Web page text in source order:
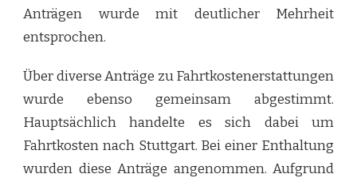
Anträgen wurde mit deutlicher Mehrheit
entsprochen.
Über diverse Anträge zu Fahrtkostenerstattungen
wurde ebenso gemeinsam abgestimmt.
Hauptsächlich handelte es sich dabei um
Fahrtkosten nach Stuttgart. Bei einer Enthaltung
wurden diese Anträge angenommen. Aufgrund